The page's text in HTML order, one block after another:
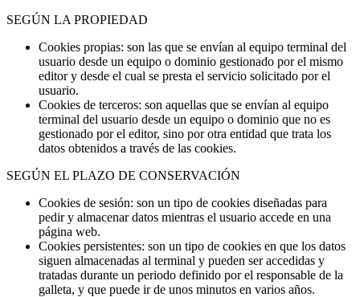
SEGÚN LA PROPIEDAD
Cookies propias: son las que se envían al equipo terminal del
usuario desde un equipo o dominio gestionado por el mismo
editor y desde el cual se presta el servicio solicitado por el
usuario.
Cookies de terceros: son aquellas que se envían al equipo
terminal del usuario desde un equipo o dominio que no es
gestionado por el editor, sino por otra entidad que trata los
datos obtenidos a través de las cookies.
SEGÚN EL PLAZO DE CONSERVACIÓN
Cookies de sesión: son un tipo de cookies diseñadas para
pedir y almacenar datos mientras el usuario accede en una
página web.
Cookies persistentes: son un tipo de cookies en que los datos
siguen almacenadas al terminal y pueden ser accedidas y
tratadas durante un periodo definido por el responsable de la
galleta, y que puede ir de unos minutos en varios años.